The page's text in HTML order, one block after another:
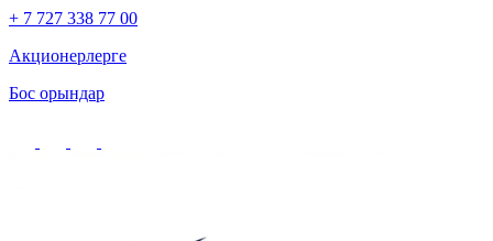
+ 7 727 338 77 00
Акционерлерге
Бос орындар